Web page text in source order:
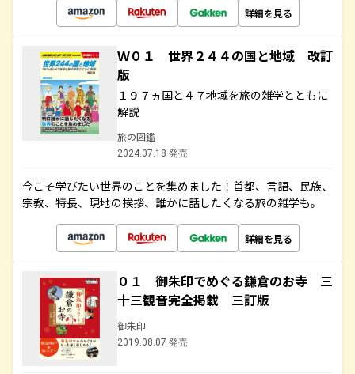
詳細を見る
Ｗ０１ 世界２４４の国と地域 改訂
版
１９７ヵ国と４７地域を旅の雑学とともに
解説
旅の図鑑
2024.07.18 発売
今こそ学びたい世界のことを集めました！首都、言語、民族、
宗教、特長、現地の挨拶、誰かに話したくなる旅の雑学も。
詳細を見る
０１ 御朱印でめぐる鎌倉のお寺 三
十三観音完全掲載 三訂版
御朱印
2019.08.07 発売